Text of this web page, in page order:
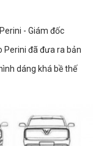
- Giám đốc
Perini đã đưa ra bản
dáng khá bề thế